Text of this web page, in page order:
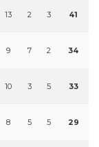
13 2 3 41
9 7 2 34
10 3 5 33
8 5 5 29